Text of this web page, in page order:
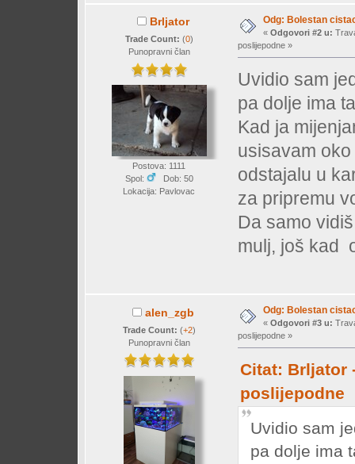
Brljator
Trade Count: (0)
Punopravni član
Postova: 1111
Spol:
Dob: 50
Lokacija: Pavlovac
Odg: Bolestan
« Odgovori #2 u:
poslijepodne »
Uvidio sam
pa dolje ima
Kad ja
usisavam
odstajalu u
za pripremu
Da samo
mulj, još kad
alen_zgb
Trade Count: (+2)
Punopravni član
Odg: Bolestan
« Odgovori #3 u:
poslijepodne »
Citat: Brljator
poslijepodne
Uvidio sam
pa dolje ima